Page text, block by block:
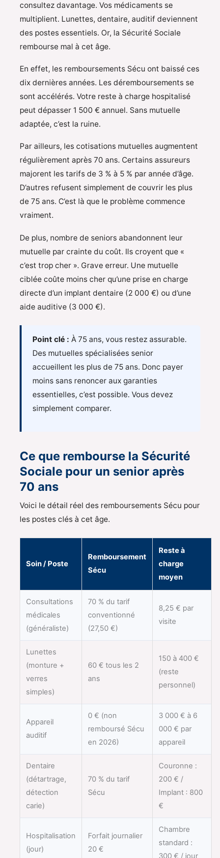
consultez davantage. Vos médicaments se
multiplient. Lunettes, dentaire, auditif deviennent
des postes essentiels. Or, la Sécurité Sociale
rembourse mal à cet âge.
En effet, les remboursements Sécu ont baissé ces
dix dernières années. Les déremboursements se
sont accélérés. Votre reste à charge hospitalisé
peut dépasser 1 500 € annuel. Sans mutuelle
adaptée, c’est la ruine.
Par ailleurs, les cotisations mutuelles augmentent
régulièrement après 70 ans. Certains assureurs
majorent les tarifs de 3 % à 5 % par année d’âge.
D’autres refusent simplement de couvrir les plus
de 75 ans. C’est là que le problème commence
vraiment.
De plus, nombre de seniors abandonnent leur
mutuelle par crainte du coût. Ils croyent que «
c’est trop cher ». Grave erreur. Une mutuelle
ciblée coûte moins cher qu’une prise en charge
directe d’un implant dentaire (2 000 €) ou d’une
aide auditive (3 000 €).
Point clé : À 75 ans, vous restez assurable.
Des mutuelles spécialisées senior
accueillent les plus de 75 ans. Donc payer
moins sans renoncer aux garanties
essentielles, c’est possible. Vous devez
simplement comparer.
Ce que rembourse la Sécurité
Sociale pour un senior après
70 ans
Voici le détail réel des remboursements Sécu pour
les postes clés à cet âge.
Soin / Poste
Remboursement
Sécu
Reste à
charge
moyen
Consultations
médicales
(généraliste)
70 % du tarif
conventionné
(27,50 €)
8,25 € par
visite
Lunettes
(monture +
verres
simples)
60 € tous les 2
ans
150 à 400 €
(reste
personnel)
Appareil
auditif
0 € (non
remboursé Sécu
en 2026)
3 000 € à 6
000 € par
appareil
Dentaire
(détartrage,
détection
carie)
70 % du tarif
Sécu
Couronne :
200 € /
Implant : 800
€
Hospitalisation
(jour)
Forfait journalier
20 €
Chambre
standard :